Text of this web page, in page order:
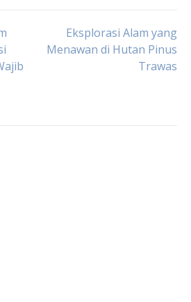
Eksplorasi Alam yang
Menawan di Hutan Pinus
Trawas